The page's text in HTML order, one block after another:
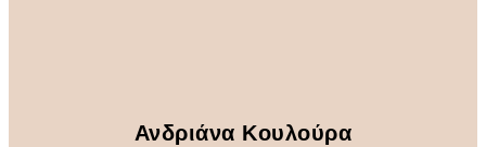
Ανδριάνα Κουλούρα